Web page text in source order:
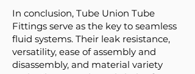
In conclusion, Tube Union Tube
Fittings serve as the key to seamless
fluid systems. Their leak resistance,
versatility, ease of assembly and
disassembly, and material variety